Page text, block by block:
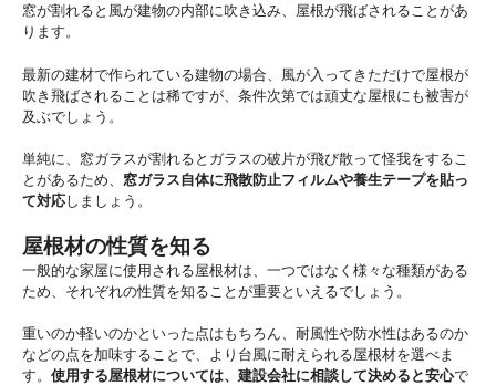
窓が割れると風が建物の内部に吹き込み、屋根が飛ばされることがあ
ります。
最新の建材で作られている建物の場合、風が入ってきただけで屋根が
吹き飛ばされることは稀ですが、条件次第では頑丈な屋根にも被害が
及ぶでしょう。
単純に、窓ガラスが割れるとガラスの破片が飛び散って怪我をするこ
とがあるため、 窓ガラス自体に飛散防止フィルムや養生テープを貼っ
て対応しましょう。
屋根材の性質を知る
一般的な家屋に使用される屋根材は、一つではなく様々な種類がある
ため、それぞれの性質を知ることが重要といえるでしょう。
重いのか軽いのかといった点はもちろん、耐風性や防水性はあるのか
などの点を加味することで、より台風に耐えられる屋根材を選べま
す。 使用する屋根材については、建設会社に相談して決めると安心で